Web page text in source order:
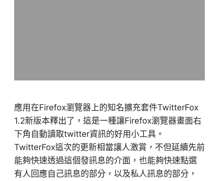
應用在Firefox瀏覽器上的知名擴充套件TwitterFox
1.2新版本釋出了，這是一種讓Firefox瀏覽器畫面右
下角自動讀取twitter資訊的好用小工具。
TwitterFox這次的更新相當讓人激賞，不但延續先前
能夠快速透過這個發訊息的介面，也能夠快速點選
有人回應自己訊息的部分，以及私人訊息的部分，